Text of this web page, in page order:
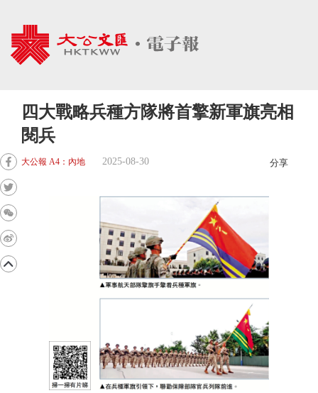
四大戰略兵種方隊將首擎新軍旗亮相
閱兵
大公報 A4：內地 2025-08-30 分享